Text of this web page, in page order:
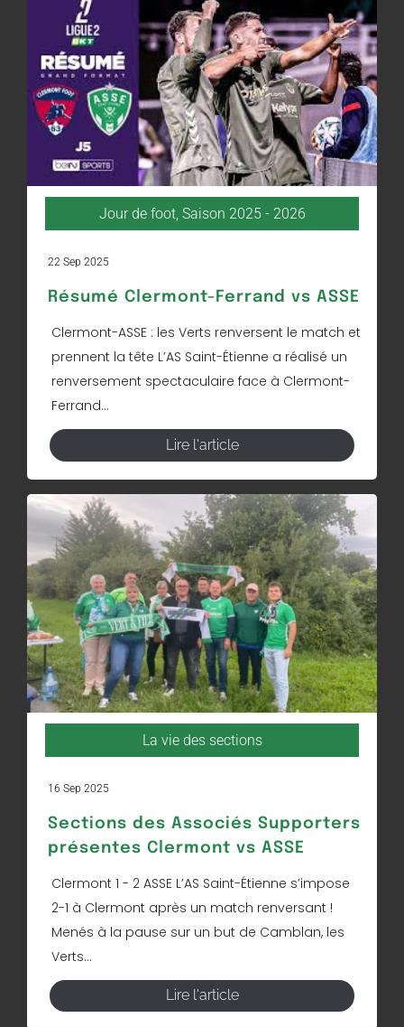
Jour de foot, Saison 2025 - 2026
22 Sep 2025
Résumé Clermont-Ferrand vs ASSE
Clermont-ASSE : les Verts renversent le match et
prennent la tête L’AS Saint-Étienne a réalisé un
renversement spectaculaire face à Clermont-
Ferrand...
Lire l'article
La vie des sections
16 Sep 2025
Sections des Associés Supporters
présentes Clermont vs ASSE
Clermont 1 - 2 ASSE L’AS Saint-Étienne s’impose
2-1 à Clermont après un match renversant !
Menés à la pause sur un but de Camblan, les
Verts...
Lire l'article